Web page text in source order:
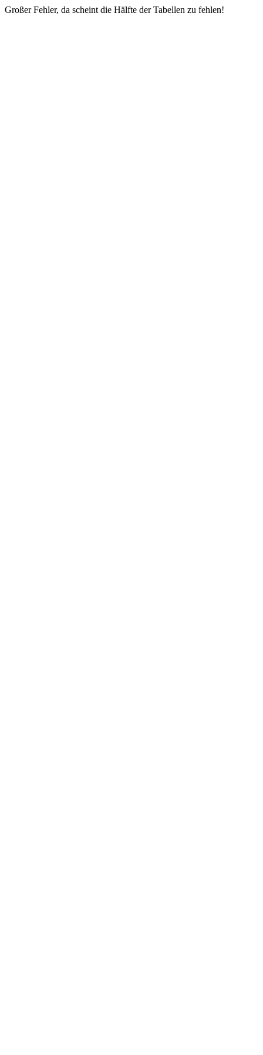
Großer Fehler, da scheint die Hälfte der Tabellen zu fehlen!